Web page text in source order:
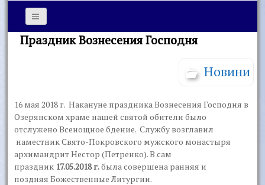
Праздник Вознесения Господня
Новини
16 мая 2018 г. Накануне праздника Вознесения Господня в
Озерянском храме нашей святой обители было
отслужено Всенощное бдение. Службу возглавил
наместник Свято-Покровского мужского монастыря
архимандрит Нестор (Петренко). В сам
праздник 17.05.2018 г.была совершена ранняя и
поздняя Божественные Литургии.